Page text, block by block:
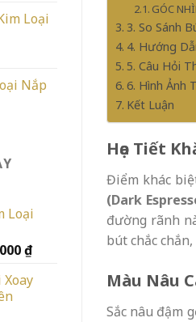
Loại
Nắp
Loại
₫.
₫Giá
tại
GÓC
3. So Sánh
4. Hướng
5. Câu Hỏi
6. Hình Ảnh
Kết Luận
Họa Tiết
Điểm khác
(Dark
đường rãnh
bút chắc
Màu Nâu
Sắc nâu đậm